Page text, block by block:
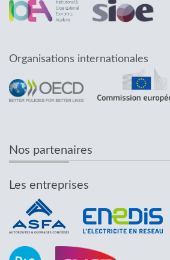
Organisations internationales
Nos partenaires
Les entreprises